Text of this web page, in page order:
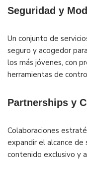
Seguridad y
Un conjunto de
seguro y acogedor
los más jóvenes, con
herramientas de
Partnerships y
Colaboraciones
expandir el alcance
contenido exclusivo y